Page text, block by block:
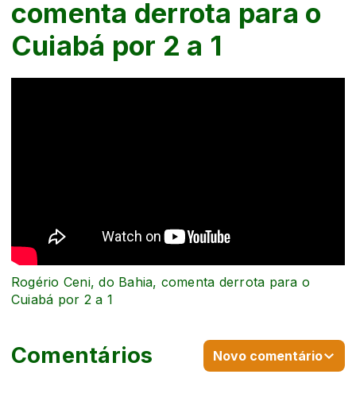
comenta derrota para o
Cuiabá por 2 a 1
Rogério Ceni, do Bahia, comenta derrota para o
Cuiabá por 2 a 1
Comentários Novo comentário